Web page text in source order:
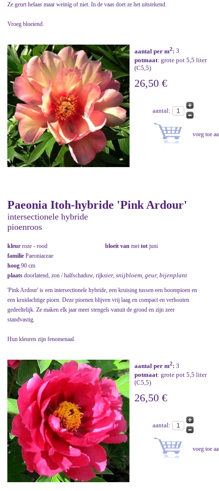
Ze geurt helaas maar weinig of niet. In de vaas doet ze het uitstekend.
Vroeg bloeiend.
aantal per m2: 3
potmaat: grote pot 5,5 liter
(C5,5)
26,50 €
aantal:
Paeonia Itoh-hybride 'Pink Ardour'
intersectionele hybride
pioenroos
kleur roze - rood bloeit van mei tot juni
familie Paeoniaceae
hoog 90 cm
plaats doorlatend, zon / halfschaduw, rijksier, snijbloem, geur, bijenplant
'Pink Ardour' is een intersectionele hybride, een kruising tussen een boompioen en
een kruidachtige pioen. Deze pioenen blijven vrij laag en compact en verhouten
gedeeltelijk. Ze maken elk jaar meer stengels vanuit de grond en zijn zeer
standvastig.
Hun kleuren zijn fenomenaal.
aantal per m2: 3
potmaat: grote pot 5,5 liter
(C5,5)
26,50 €
aantal: